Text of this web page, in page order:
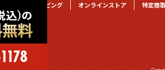
オンラインショッピング オンラインストア 特定商